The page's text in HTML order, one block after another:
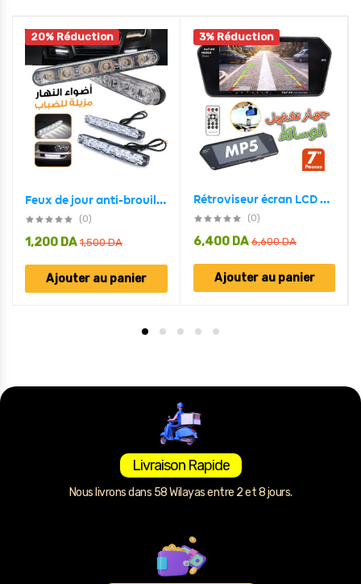
20% Réduction
Feux de jour anti-brouillard Standard pour voiture 2 pcs ,10 led
(0)
1,500DA
1,200 DA
Ajouter au panier
3% Réduction
Rétroviseur écran LCD TFT 7 pouces MP5 bluetooth 1024P
(0)
6,600DA
6,400 DA
Ajouter au panier
Livraison Rapide
Nous livrons dans 58 Wilayas entre 2 et 8 jours.